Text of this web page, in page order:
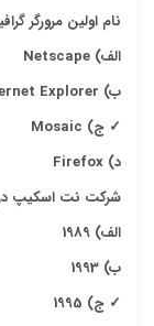
نام اولین مرورگر
الف) Netscape
ب) Internet Explorer
✓ ج) Mosaic
د) Firefox
شرکت نت اسکیپ
الف) 1989
ب) 1993
✓ ج) 1995